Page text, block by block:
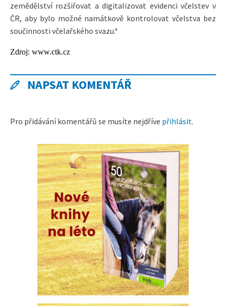
zemědělství rozšiřovat a digitalizovat evidenci včelstev v
ČR, aby bylo možné namátkově kontrolovat včelstva bez
součinnosti včelařského svazu.*
Zdroj: www.ctk.cz
NAPSAT KOMENTÁŘ
Pro přidávání komentářů se musíte nejdříve přihlásit.